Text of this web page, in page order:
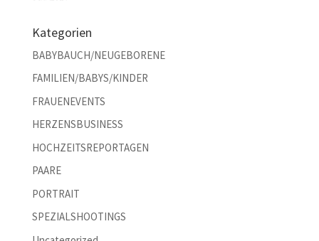
Kategorien
BABYBAUCH/NEUGEBORENE
FAMILIEN/BABYS/KINDER
FRAUENEVENTS
HERZENSBUSINESS
HOCHZEITSREPORTAGEN
PAARE
PORTRAIT
SPEZIALSHOOTINGS